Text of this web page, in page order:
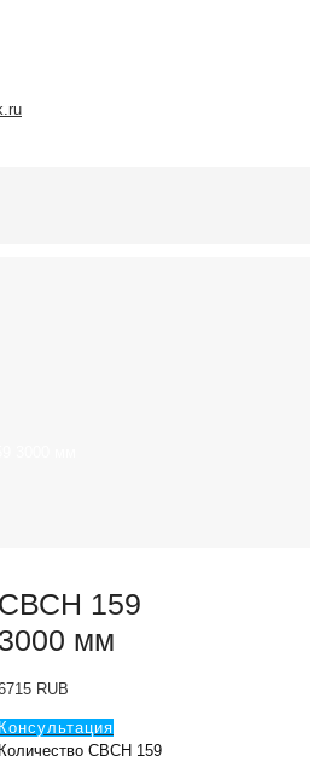
СВСН 159
3000 мм
RUB
Консультация
Количество СВСН 159